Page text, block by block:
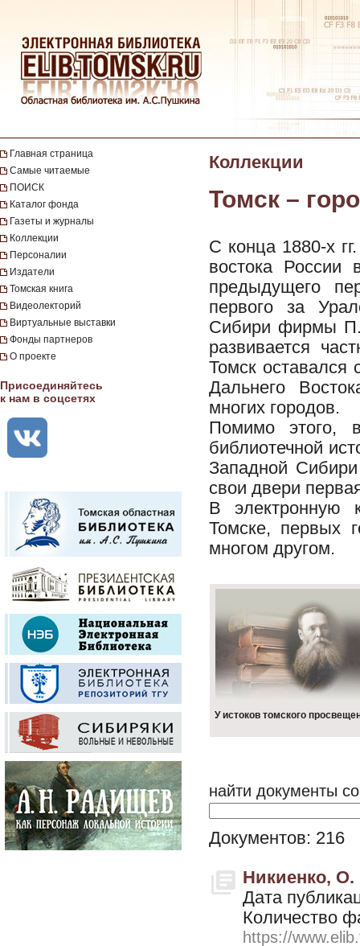
Главная страница
Самые читаемые
ПОИСК
Каталог фонда
Газеты и журналы
Коллекции
Персоналии
Издатели
Томская книга
Видеолекторий
Виртуальные выставки
Фонды партнеров
О проекте
Присоединяйтесь
к нам в соцсетях
Коллекции
Томск –
С конца 1880-х
востока России
предыдущего
первого за
Сибири фирмы П.
развивается
Томск
Дальнего
многих городов.
Помимо этого,
библиотечной
Западной
свои двери
В электронную
Томске, первых
многом другом.
У истоков томского
найти документы
Документов: 216
Никиенко, О.
Дата
Количество
https://